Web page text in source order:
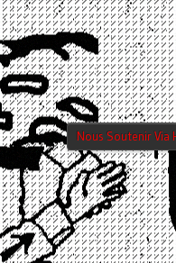
Nous Soutenir Via